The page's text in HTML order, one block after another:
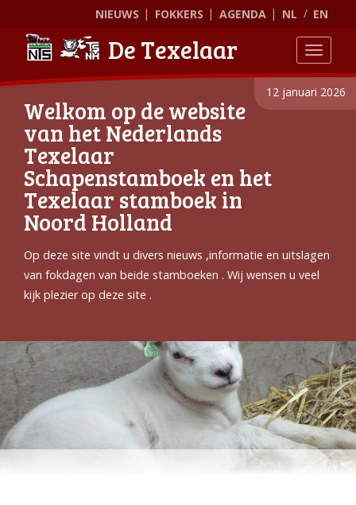
NIEUWS FOKKERS AGENDA NL EN
De Texelaar
12 januari 2026
Welkom op de website
van het Nederlands
Texelaar
Schapenstamboek en het
Texelaar stamboek in
Noord Holland
Op deze site vindt u divers nieuws ,informatie en uitslagen
van fokdagen van beide stamboeken . Wij wensen u veel
kijk plezier op deze site .